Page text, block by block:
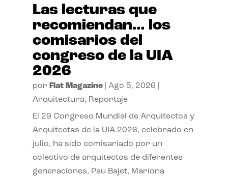
Las lecturas que
recomiendan… los
comisarios del
congreso de la UIA
2026
por Flat Magazine| Ago 5, 2026
Arquitectura, Reportaje
El 29 Congreso Mundial de Arquitectos y
Arquitectas de la UIA 2026, celebrado en
julio, ha sido comisariado por un
colectivo de arquitectos de diferentes
generaciones, Pau Bajet, Mariona